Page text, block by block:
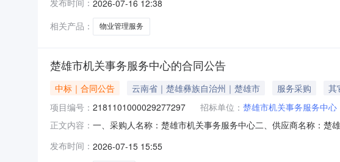
南省楚雄彝族自治州楚雄市云南省楚雄彝族自治州楚雄市鹿城镇
发布时间： 2026-07-16 12:38
相关产品：
物业管理服务
楚雄市机关事务服务中心的合同公告
中标｜合同公告 云南省｜楚雄彝族自治州｜楚雄市 服务采购 其
项目编号： 2181101000029277297 招标单位： 楚雄市机关事务服务中心
正文内容： 一、采购人名称：楚雄市机关事务服务中心二、供应商名称：楚
项1.00185648.4185648.4服务要求或标的基本概况：七、其它
发布时间： 2026-07-15 15:55